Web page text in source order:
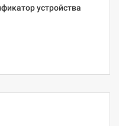
устройства